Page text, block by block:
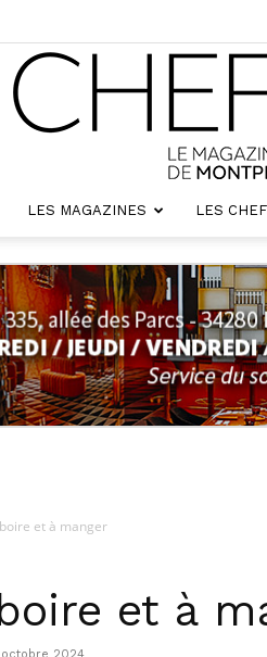
LES MAGAZINES LES
et à manger
et à